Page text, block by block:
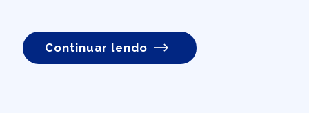
Continuar lendo